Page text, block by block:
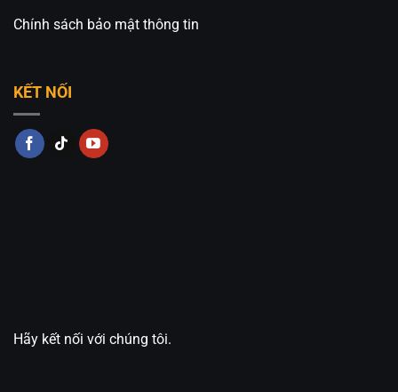
Chính sách bảo mật thông tin
KẾT NỐI
Hãy kết nối với chúng tôi.